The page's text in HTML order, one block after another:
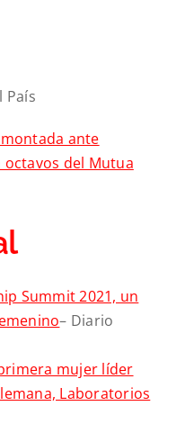
País
ante
octavos del Mutua
Summit 2021, un
– Diario
mujer líder
Laboratorios